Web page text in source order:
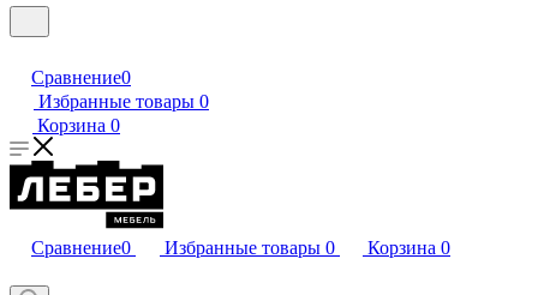
Сравнение0
Избранные товары 0
Корзина 0
Сравнение0 Избранные товары 0 Корзина 0